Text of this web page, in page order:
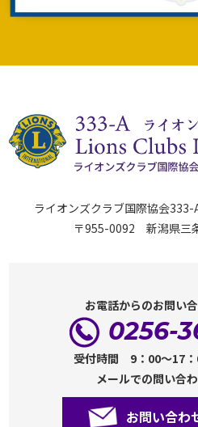
ライオンズクラブ国際協会
〒955-0092 新潟県三
お電話からのお問い
0256-
受付時間 9：00～17
メールでの問い合
お問い合わ